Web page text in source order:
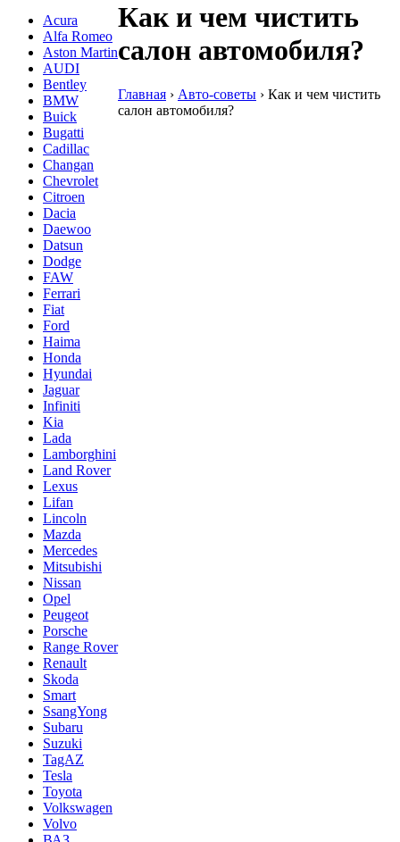
Acura
Alfa Romeo
Aston Martin
AUDI
Bentley
BMW
Buick
Bugatti
Cadillac
Changan
Chevrolet
Citroen
Dacia
Daewoo
Datsun
Dodge
FAW
Ferrari
Fiat
Ford
Haima
Honda
Hyundai
Jaguar
Infiniti
Kia
Lada
Lamborghini
Land Rover
Lexus
Lifan
Lincoln
Mazda
Mercedes
Mitsubishi
Nissan
Opel
Peugeot
Porsche
Range Rover
Renault
Skoda
Smart
SsangYong
Subaru
Suzuki
TagAZ
Tesla
Toyota
Volkswagen
Volvo
Как и чем чистить
салон автомобиля?
Главная › Авто-советы › Как и чем чистить
салон автомобиля?